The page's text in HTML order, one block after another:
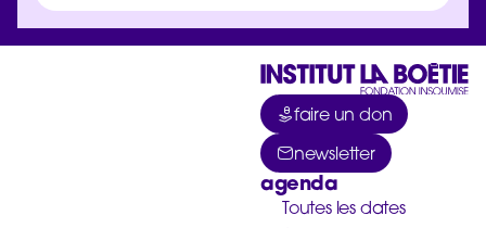
faire un don
newsletter
agenda
Toutes les dates